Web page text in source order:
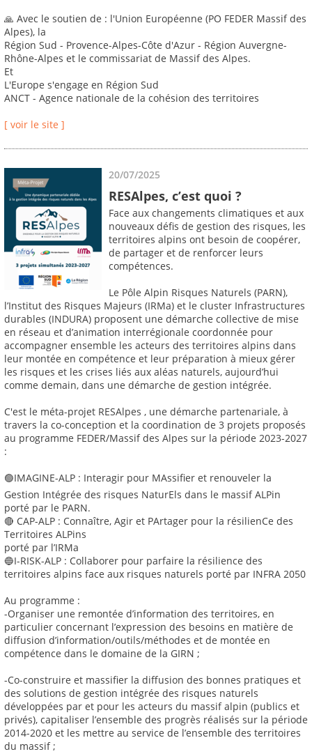
🙏 Avec le soutien de : l'Union Européenne (PO FEDER Massif des
Alpes), la
Région Sud - Provence-Alpes-Côte d'Azur - Région Auvergne-
Rhône-Alpes et le commissariat de Massif des Alpes.
Et
L'Europe s'engage en Région Sud
ANCT - Agence nationale de la cohésion des territoires
[ voir le site ]
20/07/2025
RESAlpes, c’est quoi ?
Face aux changements climatiques et aux
nouveaux défis de gestion des risques, les
territoires alpins ont besoin de coopérer,
de partager et de renforcer leurs
compétences.
Le Pôle Alpin Risques Naturels (PARN),
l’Institut des Risques Majeurs (IRMa) et le cluster Infrastructures
durables (INDURA) proposent une démarche collective de mise
en réseau et d’animation interrégionale coordonnée pour
accompagner ensemble les acteurs des territoires alpins dans
leur montée en compétence et leur préparation à mieux gérer
les risques et les crises liés aux aléas naturels, aujourd’hui
comme demain, dans une démarche de gestion intégrée.
C'est le méta-projet RESAlpes , une démarche partenariale, à
travers la co-conception et la coordination de 3 projets proposés
au programme FEDER/Massif des Alpes sur la période 2023-2027
:
🟢IMAGINE-ALP : Interagir pour MAssifier et renouveler la
Gestion Intégrée des risques NaturEls dans le massif ALPin
porté par le PARN.
🔴 CAP-ALP : Connaître, Agir et PArtager pour la résilienCe des
Territoires ALPins
porté par l’IRMa
🔵I-RISK-ALP : Collaborer pour parfaire la résilience des
territoires alpins face aux risques naturels porté par INFRA 2050
Au programme :
-Organiser une remontée d’information des territoires, en
particulier concernant l’expression des besoins en matière de
diffusion d’information/outils/méthodes et de montée en
compétence dans le domaine de la GIRN ;
-Co-construire et massifier la diffusion des bonnes pratiques et
des solutions de gestion intégrée des risques naturels
développées par et pour les acteurs du massif alpin (publics et
privés), capitaliser l’ensemble des progrès réalisés sur la période
2014-2020 et les mettre au service de l’ensemble des territoires
du massif ;